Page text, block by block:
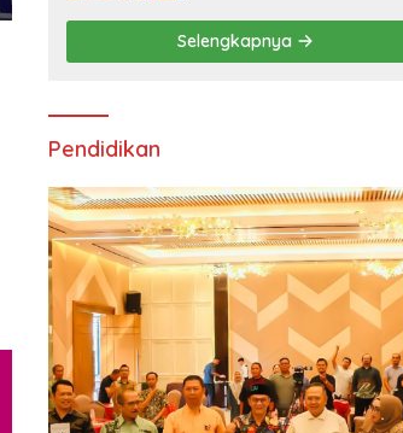
Libatkan Generasi Muda
Selengkapnya
Pendidikan